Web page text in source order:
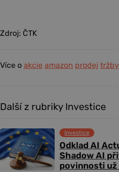
Zdroj: ČTK
Více o akcie amazon prodej tržby
Další z rubriky Investice
Odklad AI
Shadow AI
povinnosti už
Investice